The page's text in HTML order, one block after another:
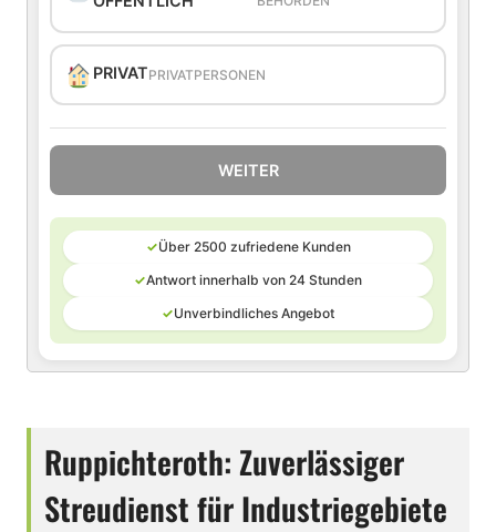
PRIVATPRIVATPERSONEN
WEITER
✓Über 2500 zufriedene Kunden
✓Antwort innerhalb von 24 Stunden
✓Unverbindliches Angebot
Ruppichteroth: Zuverlässiger
Streudienst für Industriegebiete